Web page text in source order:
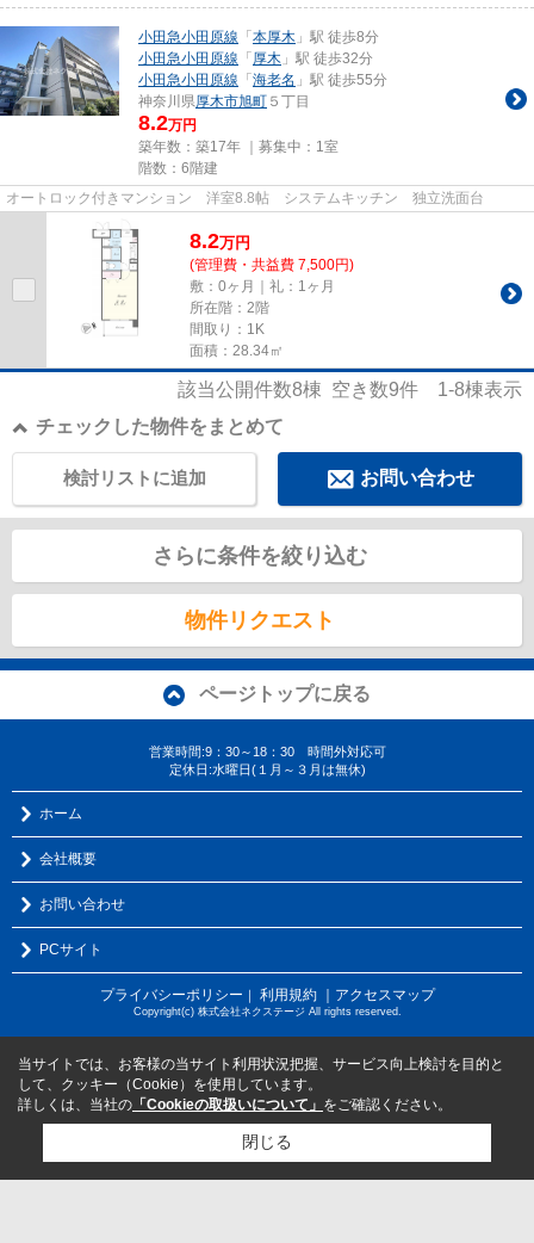
小田急小田原線 「本厚木 」駅 徒歩8分
小田急小田原線 「厚木 」駅 徒歩32分
小田急小田原線 「海老名 」駅 徒歩55分
神奈川県厚木市旭町 ５丁目
8.2万円
築年数：築17年 ｜募集中： 1室
階数：6階建
オートロック付きマンション 洋室8.8帖 システムキッチン 独立洗面台
8.2万円
(管理費・共益費 7,500円)
敷：0ヶ月｜礼：1ヶ月
所在階：2階
間取り：1K
面積：28.34㎡
該当公開件数8棟 空き数9件 1-8棟表示
チェックした物件をまとめて
お問い合わせ
検討リストに追加
さらに条件を絞り込む
物件リクエスト
ページトップに戻る
営業時間:9：30～18：30 時間外対応可
定休日:水曜日(１月～３月は無休)
ホーム
会社概要
お問い合わせ
PCサイト
プライバシーポリシー ｜ 利用規約 ｜アクセスマップ
Copyright(c) 株式会社ネクステージ All rights reserved.
当サイトでは、お客様の当サイト利用状況把握、サービス向上検討を目的と
して、クッキー（Cookie）を使用しています。
詳しくは、当社の 「Cookieの取扱いについて」 をご確認ください。
閉じる